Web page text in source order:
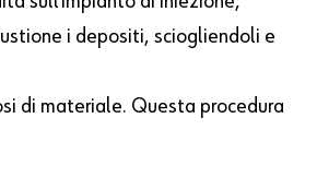
i depositi, sciogliendoli e
di materiale. Questa procedura